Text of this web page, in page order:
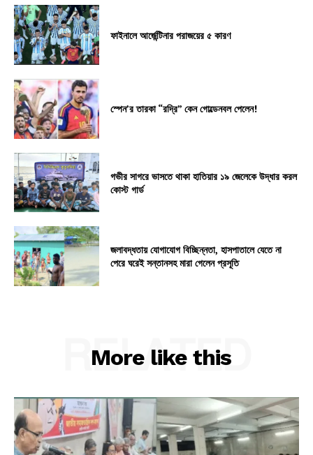
ফাইনালে আর্জেন্টিনার পরাজয়ের ৫ কারণ
স্পেন’র তারকা “রদ্রি” কেন গোল্ডেনবল পেলেন!
গভীর সাগরে ভাসতে থাকা হাতিয়ার ১৯ জেলেকে উদ্ধার করল
কোস্ট গার্ড
জলাবদ্ধতায় যোগাযোগ বিচ্ছিন্নতা, হাসপাতালে যেতে না
পেরে ঘরেই সন্তানসহ মারা গেলেন প্রসূতি
More like this
RELATED